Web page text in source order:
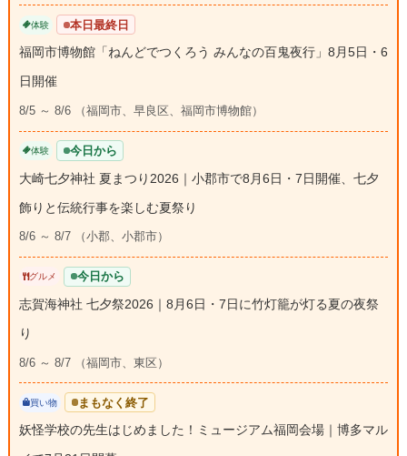
体験 本日最終日
福岡市博物館「ねんどでつくろう みんなの百鬼夜行」8月5日・6
日開催
8/5 ～ 8/6 （福岡市、早良区、福岡市博物館）
体験 今日から
大崎七夕神社 夏まつり2026｜小郡市で8月6日・7日開催、七夕
飾りと伝統行事を楽しむ夏祭り
8/6 ～ 8/7 （小郡、小郡市）
グルメ 今日から
志賀海神社 七夕祭2026｜8月6日・7日に竹灯籠が灯る夏の夜祭
り
8/6 ～ 8/7 （福岡市、東区）
買い物 まもなく終了
妖怪学校の先生はじめました！ミュージアム福岡会場｜博多マル